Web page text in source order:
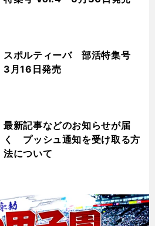
スポルティーバ 部活特集号
3月16日発売
最新記事などのお知らせが届
く プッシュ通知を受け取る方
法について